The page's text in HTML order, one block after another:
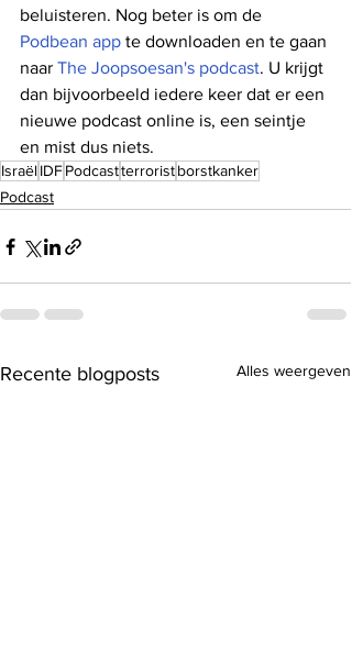
beluisteren. Nog beter is om de
Podbean app te downloaden en te gaan
naar The Joopsoesan's podcast. U krijgt
dan bijvoorbeeld iedere keer dat er een
nieuwe podcast online is, een seintje
en mist dus niets.
IsraëlIDFPodcastterroristborstkanker
Podcast
Recente blogposts Alles weergeven